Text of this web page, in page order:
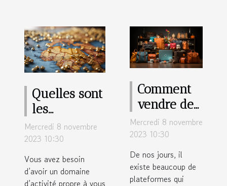
Quelles sont
les
domaines
d’activités
simples à
entreprendre
Mercredi 8 novembre
2023 10:30
Vous avez besoin
d’avoir un domaine
d’activité propre à vous
Comment
vendre des
produits
sur les
réseaux
sociaux ?
Mercredi 8 novembre
2023 10:30
De nos jours, il
existe beaucoup de
plateformes qui